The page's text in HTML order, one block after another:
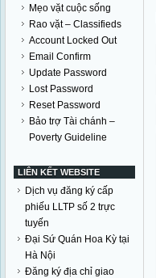
Mẹo vặt cuộc sống
Rao vặt – Classifieds
Account Locked Out
Email Confirm
Update Password
Lost Password
Reset Password
Bảo trợ Tài chánh –
Poverty Guideline
LIÊN KẾT WEBSITE
Dịch vụ đăng ký cấp
phiếu LLTP số 2 trực
tuyến
Đại Sứ Quán Hoa Kỳ tại
Hà Nội
Đăng ký địa chỉ giao